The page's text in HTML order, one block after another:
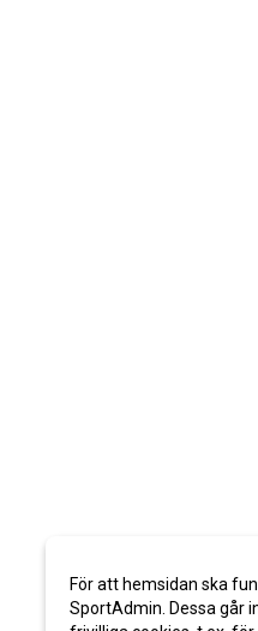
För att hemsidan ska
SportAdmin. Dessa går